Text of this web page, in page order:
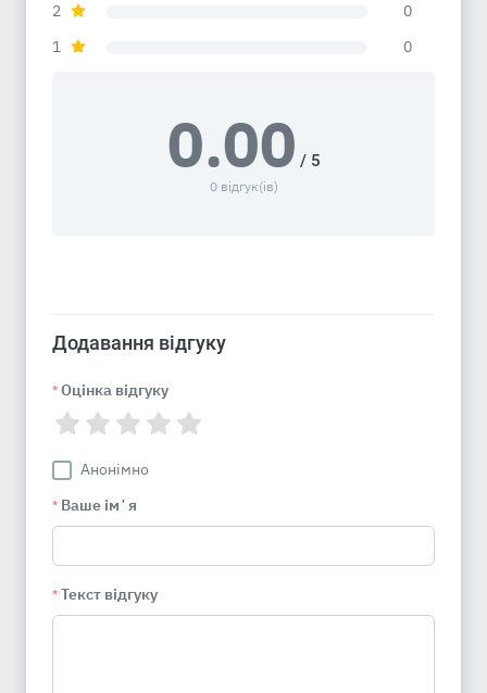
2
0
1
0
0.00 / 5
0 відгук(ів)
Додавання відгуку
* Оцінка відгуку
Анонімно
* Ваше імʼя
* Текст відгуку